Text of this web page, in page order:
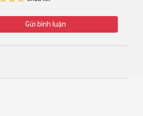
Gửi bình luận